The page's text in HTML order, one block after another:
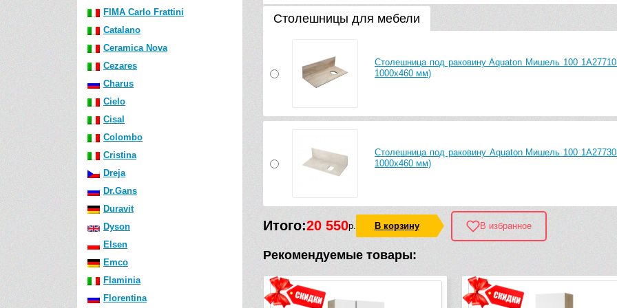
FIMA Carlo Frattini
Catalano
Ceramica Nova
Cezares
Charus
Cielo
Cisal
Colombo
Cristina
Dreja
Dr.Gans
Duravit
Dyson
Elsen
Emco
Flaminia
Florentina
Раковина накладная Aquaton/Santek Одри Round
Раковина накладная Aquaton Лола 60 1A73313KLK010
Столешницы для мебели
Столешница под раковину Aquaton Мишель 100
1000х460 мм)
Столешница под раковину Aquaton Мишель 100
1000х460 мм)
Итого:20 550р. В корзину В избранное
Рекомендуемые товары: